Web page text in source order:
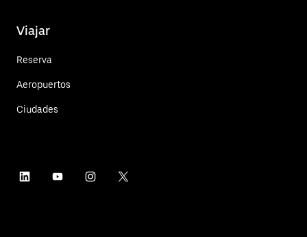
Viajar
Reserva
Aeropuertos
Ciudades